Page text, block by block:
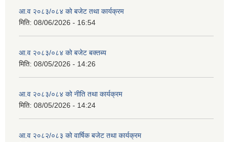
आ.व २०८३/०८४ को बजेट तथा कार्यक्रम
मिति: 08/06/2026 - 16:54
आ.व २०८३/०८४ को बजेट बक्तब्य
मिति: 08/05/2026 - 14:26
आ.व २०८३/०८४ को नीति तथा कार्यक्रम
मिति: 08/05/2026 - 14:24
आ.व २०८२/०८३ को वार्षिक बजेट तथा कार्यक्रम